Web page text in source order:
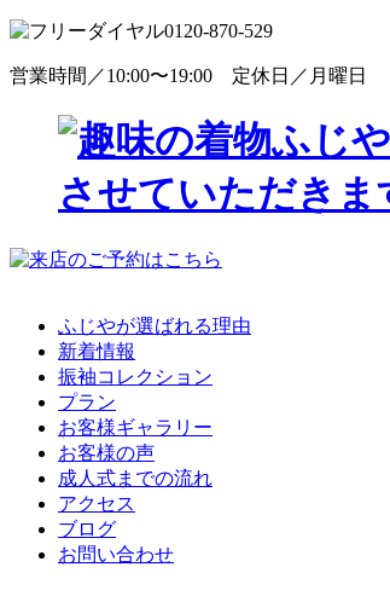
0120-870-529
営業時間／10:00〜19:00 定休日／月曜日
ふじやが選ばれる理由
新着情報
振袖コレクション
プラン
お客様ギャラリー
お客様の声
成人式までの流れ
アクセス
ブログ
お問い合わせ